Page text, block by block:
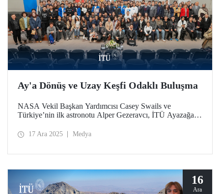
Ay'a Dönüş ve Uzay Keşfi Odaklı Buluşma
NASA Vekil Başkan Yardımcısı Casey Swails ve
Türkiye’nin ilk astronotu Alper Gezeravcı, İTÜ Ayazağa
gelerek uzay çalışmalarının geleceği, Artemis Programı ve
17 Ara 2025 Medya
16
Ara